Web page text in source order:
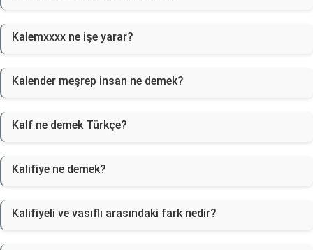
Kalemxxxx ne işe yarar?
Kalender meşrep insan ne demek?
Kalf ne demek Türkçe?
Kalifiye ne demek?
Kalifiyeli ve vasıflı arasındaki fark nedir?